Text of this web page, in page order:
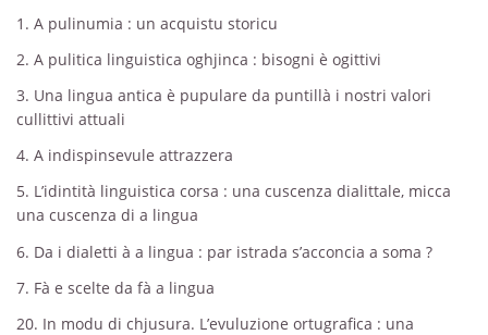
1. A pulinumia : un acquistu storicu
2. A pulitica linguistica oghjinca : bisogni è ogittivi
3. Una lingua antica è pupulare da puntillà i nostri valori
cullittivi attuali
4. A indispinsevule attrazzera
5. L’idintità linguistica corsa : una cuscenza dialittale, micca
una cuscenza di a lingua
6. Da i dialetti à a lingua : par istrada s’acconcia a soma ?
7. Fà e scelte da fà a lingua
20. In modu di chjusura. L’evuluzione ortugrafica : una